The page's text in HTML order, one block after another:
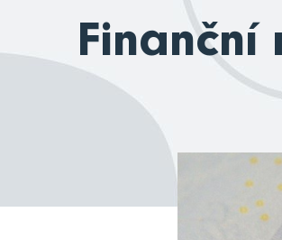
Finanční